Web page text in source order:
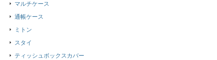
マルチケース
通帳ケース
ミトン
スタイ
ティッシュボックスカバー